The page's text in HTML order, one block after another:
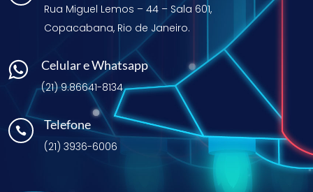
Rua Miguel Lemos – 44 – Sala 601,
Copacabana, Rio de Janeiro.
 Celular e Whatsapp
(21) 9.86641-8134
 Telefone
(21) 3936-6006